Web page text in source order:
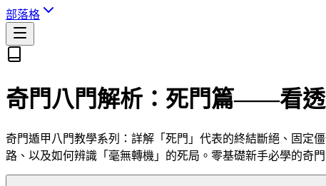
部落格
奇門八門解析：死門篇——看透
奇門遁甲八門教學系列：詳解「死門」代表的終結斷絕、固定
路、以及如何辨識「毫無轉機」的死局。零基礎新手必學的奇